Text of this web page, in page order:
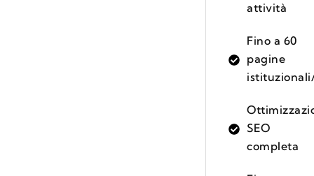
attività
Fino a 60
pagine
SEO
completa